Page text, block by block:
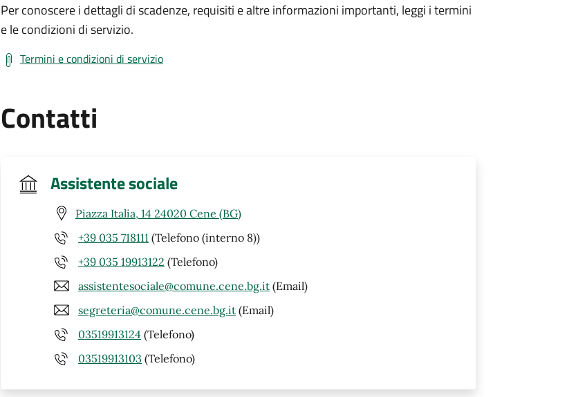
Per conoscere i dettagli di scadenze, requisiti e altre informazioni importanti, leggi i termini
e le condizioni di servizio.
Termini e condizioni di servizio
Contatti
Assistente sociale
Piazza Italia, 14 24020 Cene (BG)
+39 035 718111 (Telefono (interno 8))
+39 035 19913122 (Telefono)
assistentesociale@comune.cene.bg.it (Email)
segreteria@comune.cene.bg.it (Email)
03519913124 (Telefono)
03519913103 (Telefono)